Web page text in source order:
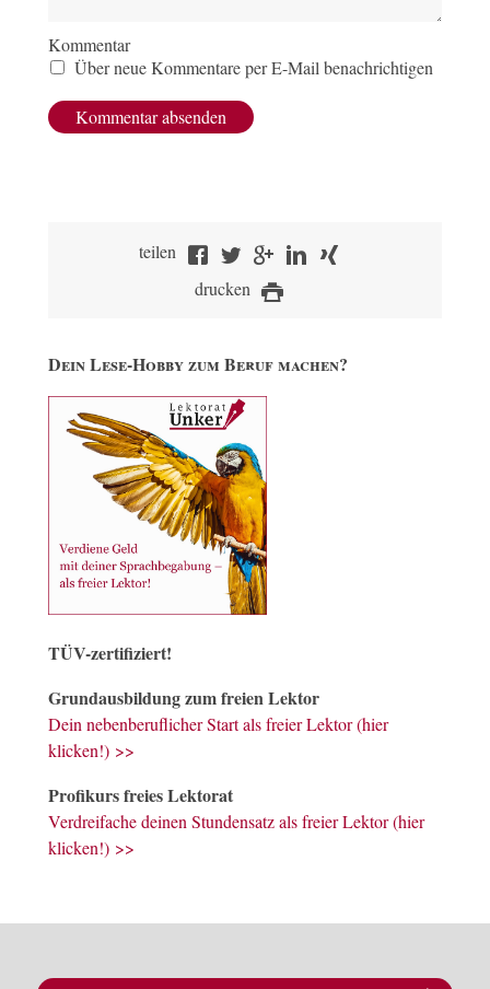
Kommentar
Über neue Kommentare per E-Mail benachrichtigen
teilen
drucken
Dein Lese-Hobby zum Beruf machen?
TÜV-zertifiziert!
Grundausbildung zum freien Lektor
Dein nebenberuflicher Start als freier Lektor (hier
klicken!) >>
Profikurs freies Lektorat
Verdreifache deinen Stundensatz als freier Lektor (hier
klicken!) >>